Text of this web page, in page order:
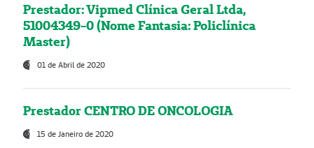
Prestador: Vipmed Clínica Geral Ltda,
51004349-0 (Nome Fantasia: Policlínica
Master)
01 de Abril de 2020
Prestador CENTRO DE ONCOLOGIA
15 de Janeiro de 2020